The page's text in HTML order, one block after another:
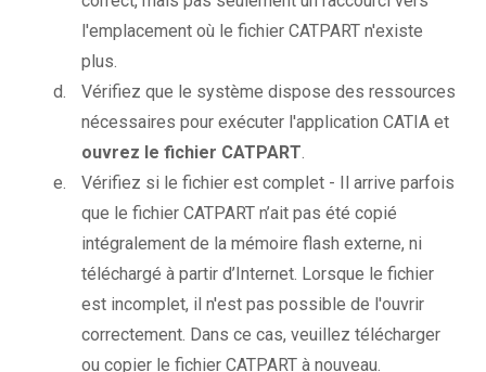
l'emplacement où le fichier CATPART n'existe
plus.
Vérifiez que le système dispose des ressources
nécessaires pour exécuter l'application CATIA et
ouvrez le fichier CATPART.
Vérifiez si le fichier est complet - Il arrive parfois
que le fichier CATPART n’ait pas été copié
intégralement de la mémoire flash externe, ni
téléchargé à partir d’Internet. Lorsque le fichier
est incomplet, il n'est pas possible de l'ouvrir
correctement. Dans ce cas, veuillez télécharger
ou copier le fichier CATPART à nouveau.